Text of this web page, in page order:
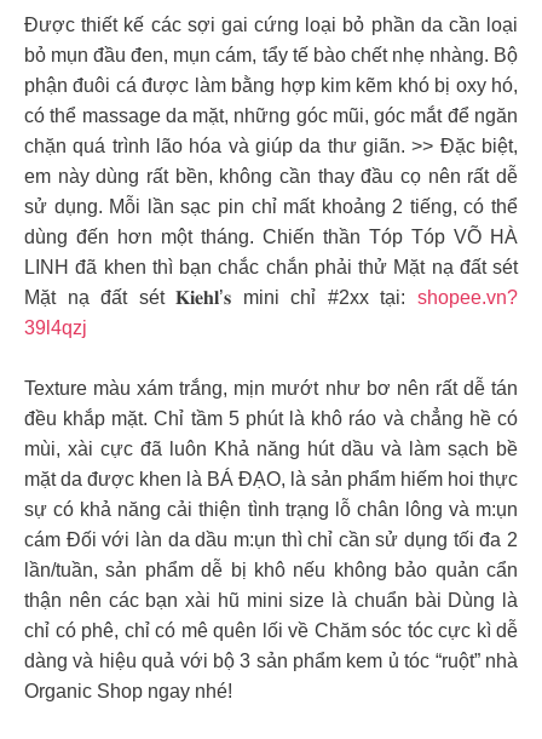
Được thiết kế các sợi gai cứng loại bỏ phần da cần loại
bỏ mụn đầu đen, mụn cám, tẩy tế bào chết nhẹ nhàng. Bộ
phận đuôi cá được làm bằng hợp kim kẽm khó bị oxy hó,
có thể massage da mặt, những góc mũi, góc mắt để ngăn
chặn quá trình lão hóa và giúp da thư giãn. >> Đặc biệt,
em này dùng rất bền, không cần thay đầu cọ nên rất dễ
sử dụng. Mỗi lần sạc pin chỉ mất khoảng 2 tiếng, có thể
dùng đến hơn một tháng. Chiến thần Tóp Tóp VÕ HÀ
LINH đã khen thì bạn chắc chắn phải thử Mặt nạ đất sét
Mặt nạ đất sét 𝐊𝐢𝐞𝐡𝐥’𝐬 mini chỉ #2xx tại: shopee.vn?
39l4qzj
Texture màu xám trắng, mịn mướt như bơ nên rất dễ tán
đều khắp mặt. Chỉ tầm 5 phút là khô ráo và chẳng hề có
mùi, xài cực đã luôn Khả năng hút dầu và làm sạch bề
mặt da được khen là BÁ ĐẠO, là sản phẩm hiếm hoi thực
sự có khả năng cải thiện tình trạng lỗ chân lông và m:ụn
cám Đối với làn da dầu m:ụn thì chỉ cần sử dụng tối đa 2
lần/tuần, sản phẩm dễ bị khô nếu không bảo quản cẩn
thận nên các bạn xài hũ mini size là chuẩn bài Dùng là
chỉ có phê, chỉ có mê quên lối về Chăm sóc tóc cực kì dễ
dàng và hiệu quả với bộ 3 sản phẩm kem ủ tóc “ruột” nhà
Organic Shop ngay nhé!